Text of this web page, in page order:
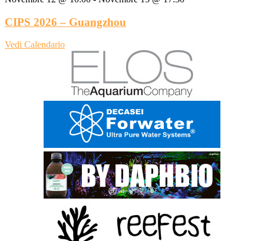
CIPS 2026 – Guangzhou
Vedi Calendario